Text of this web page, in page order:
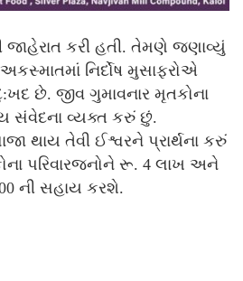
કરી હતી. તેમણે જણાવ્યું
નિર્દોષ મુસાફરોએ
છે. જીવ ગુમાવનાર મૃતકોના
સંવેદના વ્યક્ત કરું છું.
થાય તેવી ઈશ્વરને પ્રાર્થના કરું
પરિવારજનોને રૂ. 4 લાખ અને
ની સહાય કરશે.